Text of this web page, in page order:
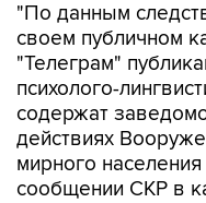
"По данным
своем публичном
"Телеграм"
психолого-
содержат
действиях
мирного
сообщении СКР в